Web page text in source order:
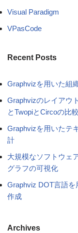
Visual Paradigm
VPasCode
Recent Posts
Graphvizを用いた組
Graphvizのレイアウ
とTwopiとCircoの比較
Graphvizを用いたテ
計
大規模なソフトウェ
グラフの可視化
Graphviz DOT言語
作成
Archives